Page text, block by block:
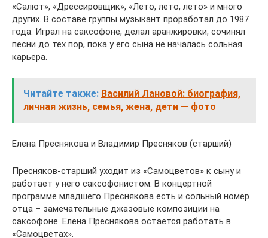
«Салют», «Дрессировщик», «Лето, лето, лето» и много
других. В составе группы музыкант проработал до 1987
года. Играл на саксофоне, делал аранжировки, сочинял
песни до тех пор, пока у его сына не началась сольная
карьера.
Читайте также: Василий Лановой: биография,
личная жизнь, семья, жена, дети — фото
Елена Преснякова и Владимир Пресняков (старший)
Пресняков-старший уходит из «Самоцветов» к сыну и
работает у него саксофонистом. В концертной
программе младшего Преснякова есть и сольный номер
отца – замечательные джазовые композиции на
саксофоне. Елена Преснякова остается работать в
«Самоцветах».